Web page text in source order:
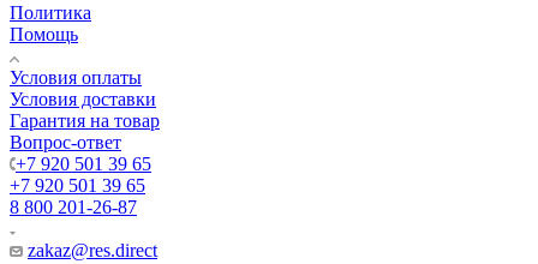
Политика
Помощь
Условия оплаты
Условия доставки
Гарантия на товар
Вопрос-ответ
+7 920 501 39 65
+7 920 501 39 65
8 800 201-26-87
zakaz@res.direct